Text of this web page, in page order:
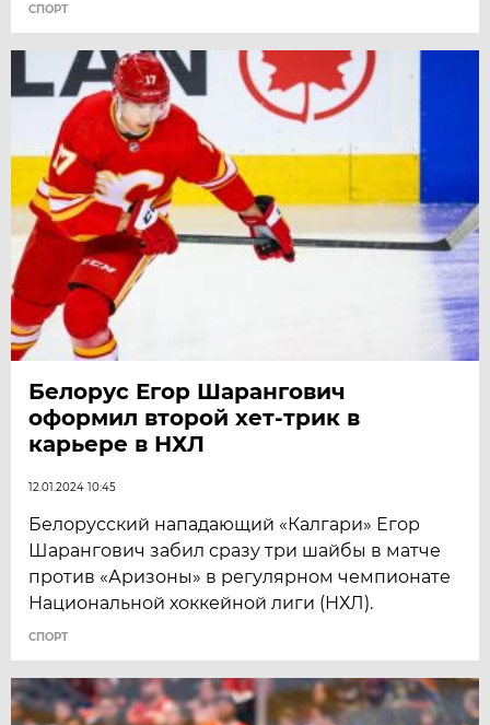
СПОРТ
Белорус Егор Шарангович
оформил второй хет-трик в
карьере в НХЛ
12.01.2024 10:45
Белорусский нападающий «Калгари» Егор
Шарангович забил сразу три шайбы в матче
против «Аризоны» в регулярном чемпионате
Национальной хоккейной лиги (НХЛ).
СПОРТ